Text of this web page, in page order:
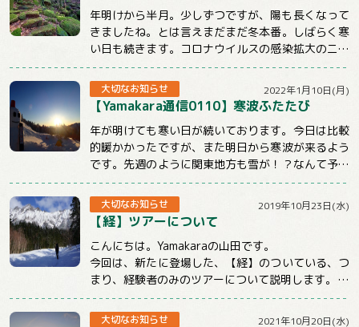
年明けから半月。少しずつですが、陽も長くなって
きましたね。とは言えまだまだ冬本番。しばらく寒
い日も続きます。コロナウイルスの感染拡大のニュ
ースも気になる状況ですが、体調管理と感染対策...
大切なお知らせ 2022年1月10日(月)
【Yamakara通信0110】寒波ふたたび
年が明けても寒い日が続いております。今日は比較
的暖かかったですが、また明日から寒波が来るよう
です。先週のように関東地方も雪が！？なんて予報
もチラホラでています。山に行くときもそうでな...
大切なお知らせ 2019年10月23日(水)
【経】ツアーについて
こんにちは。Yamakaraの山田です。
今回は、新たに登場した、【経】のついている、つ
まり、経験者のみのツアーについて説明します。
まず、この【経】のついているツアーは雪山のみ...
大切なお知らせ 2021年10月20日(水)